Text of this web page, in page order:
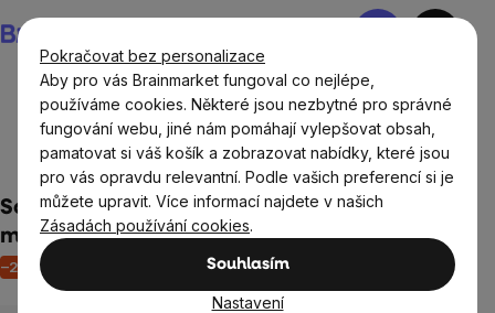
Pokračovat bez personalizace
Aby pro vás Brainmarket fungoval co nejlépe,
používáme cookies. Některé jsou nezbytné pro správné
fungování webu, jiné nám pomáhají vylepšovat obsah,
pamatovat si váš košík a zobrazovat nabídky, které jsou
pro vás opravdu relevantní. Podle vašich preferencí si je
můžete upravit. Více informací najdete v našich
Zásadách používání cookies.
Souhlasím
Nastavení
na
obsah
Nákupní
Domov Aromaterapie
Éterické a esenciální vonné
oleje
Sonnentor Čajovník, éterický olej, BIO, 10
ml
–23 %
hodnocení
Neohodnoceno